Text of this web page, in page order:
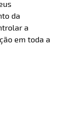
da
a
em toda a